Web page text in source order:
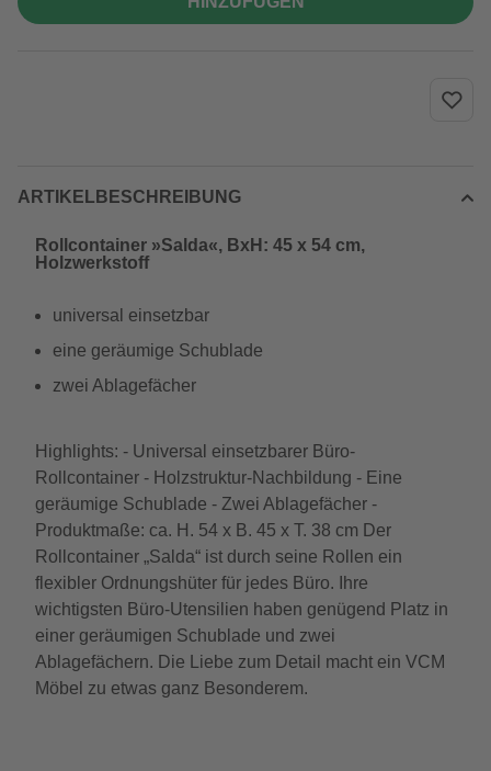
ARTIKELBESCHREIBUNG
Rollcontainer »Salda«, BxH: 45 x 54 cm,
Holzwerkstoff
universal einsetzbar
eine geräumige Schublade
zwei Ablagefächer
Highlights: - Universal einsetzbarer Büro-
Rollcontainer - Holzstruktur-Nachbildung - Eine
geräumige Schublade - Zwei Ablagefächer -
Produktmaße: ca. H. 54 x B. 45 x T. 38 cm Der
Rollcontainer „Salda“ ist durch seine Rollen ein
flexibler Ordnungshüter für jedes Büro. Ihre
wichtigsten Büro-Utensilien haben genügend Platz in
einer geräumigen Schublade und zwei
Ablagefächern. Die Liebe zum Detail macht ein VCM
Möbel zu etwas ganz Besonderem.